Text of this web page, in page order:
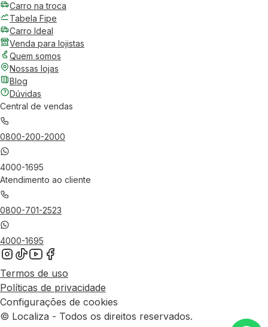
Carro na troca
Tabela Fipe
Carro Ideal
Venda para lojistas
Quem somos
Nossas lojas
Blog
Dúvidas
Central de vendas
0800-200-2000
4000-1695
Atendimento ao cliente
0800-701-2523
4000-1695
Termos de uso
Políticas de privacidade
Configurações de cookies
© Localiza - Todos os direitos reservados.